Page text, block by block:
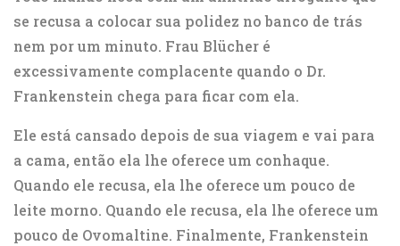
se recusa a colocar sua polidez no banco de trás
nem por um minuto. Frau Blücher é
excessivamente complacente quando o Dr.
Frankenstein chega para ficar com ela.
Ele está cansado depois de sua viagem e vai para
a cama, então ela lhe oferece um conhaque.
Quando ele recusa, ela lhe oferece um pouco de
leite morno. Quando ele recusa, ela lhe oferece um
pouco de Ovomaltine. Finalmente, Frankenstein